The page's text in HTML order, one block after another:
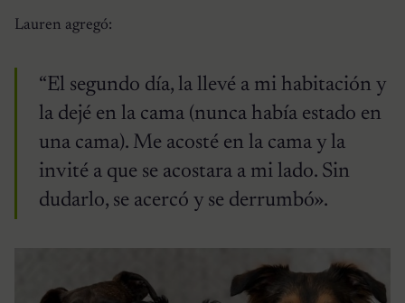
Lauren agregó:
“El segundo día, la llevé a mi habitación y
la dejé en la cama (nunca había estado en
una cama). Me acosté en la cama y la
invité a que se acostara a mi lado. Sin
dudarlo, se acercó y se derrumbó».